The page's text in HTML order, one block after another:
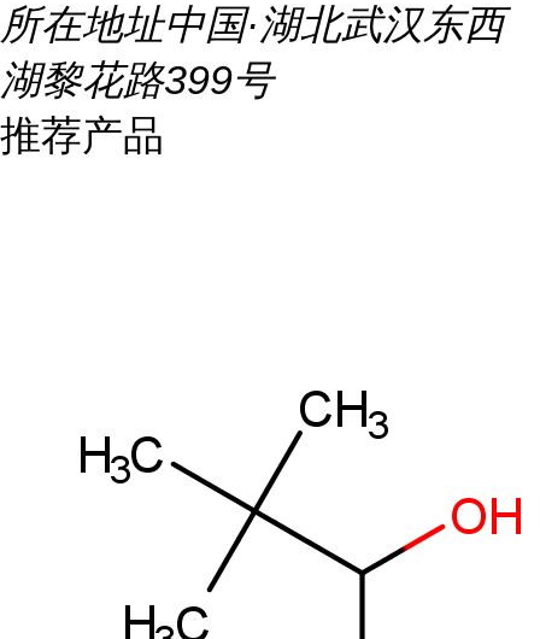
所在地址中国·湖北武汉东西
湖黎花路399号
推荐产品